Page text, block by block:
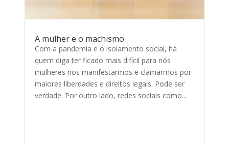
A mulher e o machismo
Com a pandemia e o isolamento social, há
quem diga ter ficado mais difícil para nós
mulheres nos manifestarmos e clamarmos por
maiores liberdades e direitos legais. Pode ser
verdade. Por outro lado, redes sociais como...